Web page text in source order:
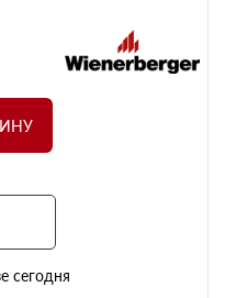
сегодня